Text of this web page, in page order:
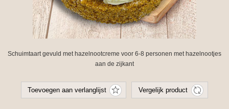
Schuimtaart gevuld met hazelnootcreme voor 6-8 personen met hazelnootjes
aan de zijkant